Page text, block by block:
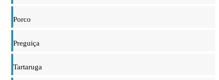
Porco
Preguiça
Tartaruga